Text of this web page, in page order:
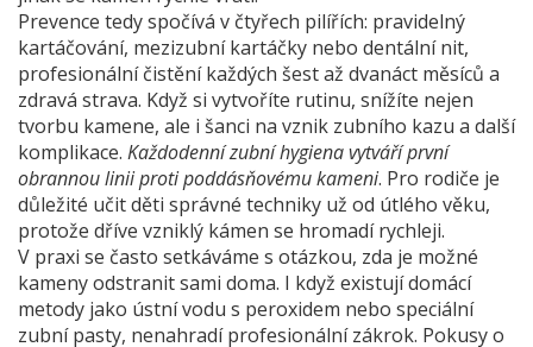
Prevence tedy spočívá v čtyřech pilířích: pravidelný
kartáčování, mezizubní kartáčky nebo dentální nit,
profesionální čistění každých šest až dvanáct měsíců a
zdravá strava. Když si vytvoříte rutinu, snížíte nejen
tvorbu kamene, ale i šanci na vznik zubního kazu a další
komplikace. Každodenní zubní hygiena vytváří první
obrannou linii proti poddásňovému kameni. Pro rodiče je
důležité učit děti správné techniky už od útlého věku,
protože dříve vzniklý kámen se hromadí rychleji.
V praxi se často setkáváme s otázkou, zda je možné
kameny odstranit sami doma. I když existují domácí
metody jako ústní vodu s peroxidem nebo speciální
zubní pasty, nenahradí profesionální zákrok. Pokusy o